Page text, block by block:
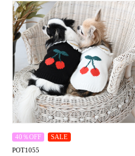
40％OFF SALE
POT1055